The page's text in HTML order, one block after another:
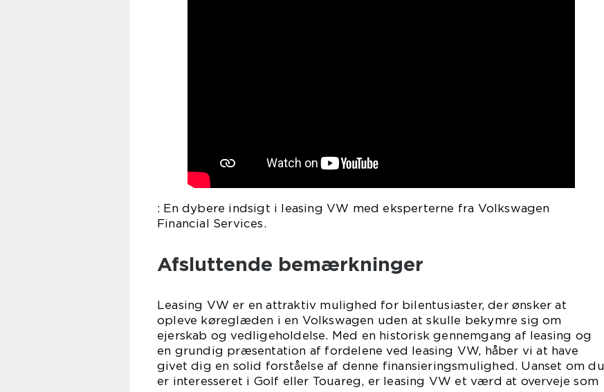
: En dybere indsigt i leasing VW med eksperterne fra Volkswagen
Financial Services.
Afsluttende bemærkninger
Leasing VW er en attraktiv mulighed for bilentusiaster, der ønsker at
opleve køreglæden i en Volkswagen uden at skulle bekymre sig om
ejerskab og vedligeholdelse. Med en historisk gennemgang af leasing og
en grundig præsentation af fordelene ved leasing VW, håber vi at have
givet dig en solid forståelse af denne finansieringsmulighed. Uanset om du
er interesseret i Golf eller Touareg, er leasing VW et værd at overveje som